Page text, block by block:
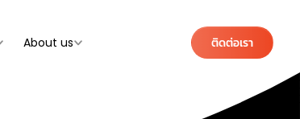
About us ติดต่อเรา